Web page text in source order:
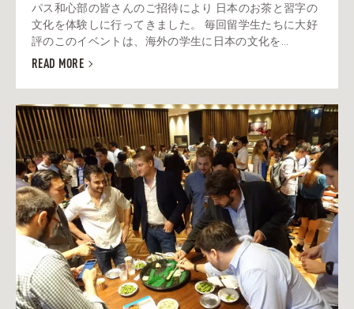
パス和心部の皆さんのご招待により 日本のお茶と習字の
文化を体験しに行ってきました。 毎回留学生たちに大好
評のこのイベントは、海外の学生に日本の文化を...
READ MORE